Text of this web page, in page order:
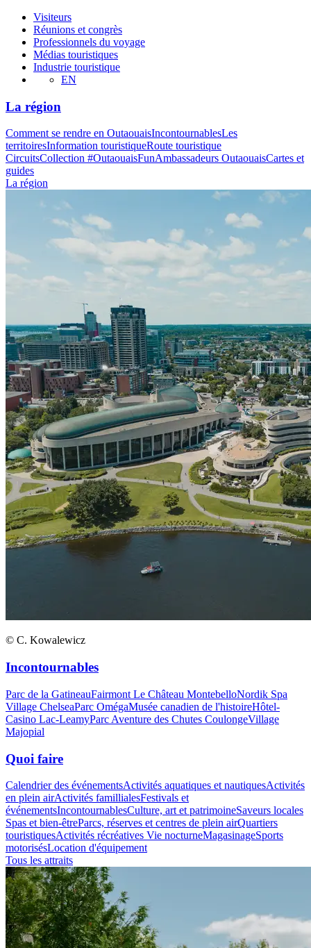
Visiteurs
Réunions et congrès
Professionnels du voyage
Médias touristiques
Industrie touristique
EN
La région
Comment se rendre en OutaouaisIncontournablesLes
territoiresInformation touristiqueRoute touristique
CircuitsCollection #OutaouaisFunAmbassadeurs OutaouaisCartes et
guides
La région
© C. Kowalewicz
Incontournables
Parc de la GatineauFairmont Le Château MontebelloNordik Spa
Village ChelseaParc OmégaMusée canadien de l'histoireHôtel-
Casino Lac-LeamyParc Aventure des Chutes CoulongeVillage
Majopial
Quoi faire
Calendrier des événementsActivités aquatiques et nautiquesActivités
en plein airActivités famillialesFestivals et
événementsIncontournablesCulture, art et patrimoineSaveurs locales
Spas et bien-êtreParcs, réserves et centres de plein airQuartiers
touristiquesActivités récréatives Vie nocturneMagasinageSports
motorisésLocation d'équipement
Tous les attraits